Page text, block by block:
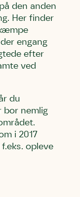
den anden
Her finder
engang
efter
ved
du
bor nemlig
i 2017
opleve